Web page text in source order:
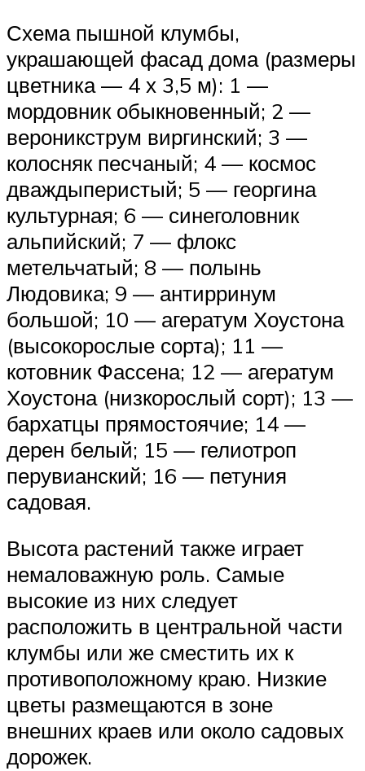
Схема пышной клумбы,
украшающей фасад дома (размеры
цветника — 4 х 3,5 м): 1 —
мордовник обыкновенный; 2 —
вероникструм виргинский; 3 —
колосняк песчаный; 4 — космос
дваждыперистый; 5 — георгина
культурная; 6 — синеголовник
альпийский; 7 — флокс
метельчатый; 8 — полынь
Людовика; 9 — антирринум
большой; 10 — агератум Хоустона
(высокорослые сорта); 11 —
котовник Фассена; 12 — агератум
Хоустона (низкорослый сорт); 13 —
бархатцы прямостоячие; 14 —
дерен белый; 15 — гелиотроп
перувианский; 16 — петуния
садовая.
Высота растений также играет
немаловажную роль. Самые
высокие из них следует
расположить в центральной части
клумбы или же сместить их к
противоположному краю. Низкие
цветы размещаются в зоне
внешних краев или около садовых
дорожек.